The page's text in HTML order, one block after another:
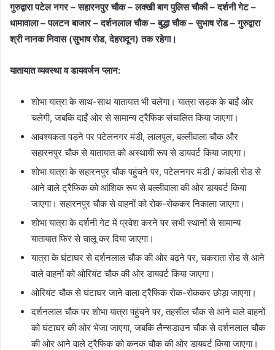
गुरुद्वारापटेल नगर – सहारनपुर चौक – लक्खी बाग पुलिस चौकी – दर्शनी गेट –
धामावाला – पलटन बाजार – दर्शनलाल चौक – बुद्धा चौक – सुभाष रोड – गुरुद्वारा
श्री नानक निवास (सुभाष रोड, देहरादून) तक रहेगा।
यातायात व्यवस्था व डायवर्जन प्लान:
शोभा यात्रा के साथ-साथ यातायात भी चलेगा। यात्रा सड़क के बाईं ओर
चलेगी, जबकि दाईं ओर से सामान्य ट्रैफिक संचालित किया जाएगा।
आवश्यकता पड़ने पर पटेलनगर मंडी, लालपुल, बल्लीवाला चौक और
सहारनपुर चौक से यातायात को अस्थायी रूप से डायवर्ट किया जाएगा।
शोभा यात्रा के सहारनपुर चौक पहुंचने पर, पटेलनगर मंडी / कांवली रोड से
आने वाले ट्रैफिक को आंशिक रूप से बल्लीवाला की ओर डायवर्ट किया
जाएगा। सहारनपुर चौक से वाहनों को रोक-रोककर निकाला जाएगा।
शोभा यात्रा के दर्शनी गेट में प्रवेश करने पर सभी स्थानों से सामान्य
यातायात फिर से चालू कर दिया जाएगा।
यात्रा के घंटाघर से दर्शनलाल चौक की ओर बढ़ने पर, चकराता रोड से आने
वाले वाहनों को ओरियंट चौक की ओर डायवर्ट किया जाएगा।
ओरियंट चौक से घंटाघर जाने वाला ट्रैफिक रोक-रोककर छोड़ा जाएगा।
दर्शनलाल चौक पर शोभा यात्रा पहुंचने पर, तहसील चौक से आने वाले वाहनों
को घंटाघर की ओर भेजा जाएगा, जबकि लैन्सडाउन चौक से दर्शनलाल चौक
की ओर आने वाले ट्रैफिक को कनक चौक की ओर डायवर्ट किया जाएगा।